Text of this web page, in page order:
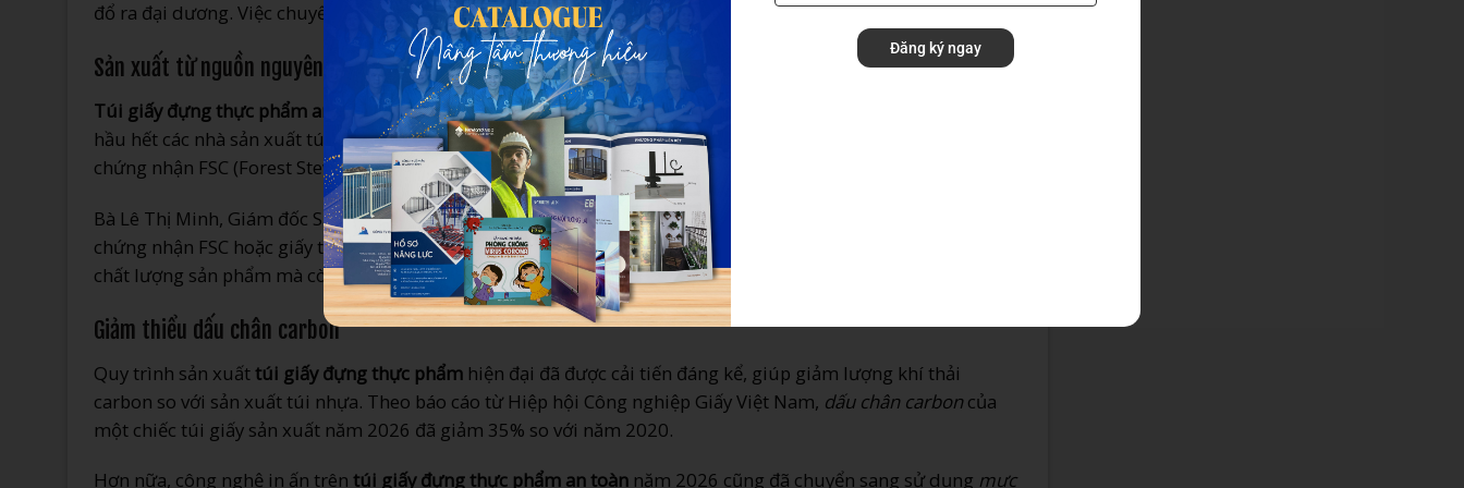
đổ ra đại dương. Việc chuyển đổi sang sử dụngtúi giấy thân thiện môi trường có thể giảm đáng kể con số này.
Sản xuất từ nguồn nguyên liệu tái tạo
Túi giấy đựng thực phẩm an toànđược sản xuất từbột giấy tái chếhoặc từ gỗ khai thác bền vững. Năm 2026,
hầu hết các nhà sản xuất túi giấy chất lượng cao, bao gồm cả In Ấn Ánh Dương, đều sử dụng nguyên liệu có
chứng nhận FSC (Forest Stewardship Council), đảm bảo nguồn gốc từ các khu rừng được quản lý bền vững.
Bà Lê Thị Minh, Giám đốc Sản xuất của In Ấn Ánh Dương chia sẻ: “Chúng tôi chỉ sử dụng nguyên liệu giấy có
chứng nhận FSC hoặc giấy tái chế cho dòng sản phẩm túi giấy đựng thực phẩm. Điều này không chỉ đảm bảo
chất lượng sản phẩm mà còn thể hiện trách nhiệm của chúng tôi đối với môi trường.”
Giảm thiểu dấu chân carbon
Quy trình sản xuấttúi giấy đựng thực phẩm hiện đại đã được cải tiến đáng kể, giúp giảm lượng khí thải
carbon so với sản xuất túi nhựa. Theo báo cáo từ Hiệp hội Công nghiệp Giấy Việt Nam, dấu chân carboncủa
một chiếc túi giấy sản xuất năm 2026 đã giảm 35% so với năm 2020.
Hơn nữa, công nghệ in ấn trên túi giấy đựng thực phẩm an toàn năm 2026 cũng đã chuyển sang sử dụng mực
Đăng ký ngay